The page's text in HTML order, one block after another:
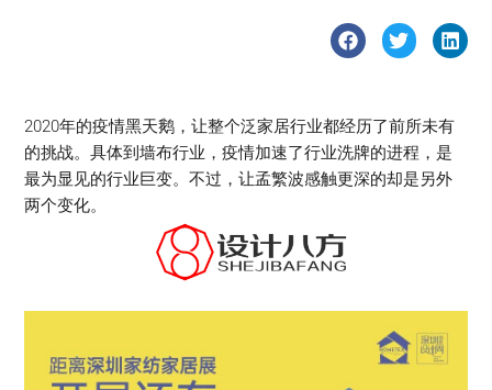
2020年的疫情黑天鹅，让整个泛家居行业都经历了前所未有
的挑战。具体到墙布行业，疫情加速了行业洗牌的进程，是
最为显见的行业巨变。不过，让孟繁波感触更深的却是另外
两个变化。